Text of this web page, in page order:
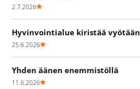
2.7.2026
Hyvinvointialue kiristää vyötään
25.6.2026
Yhden äänen enemmistöllä
11.6.2026